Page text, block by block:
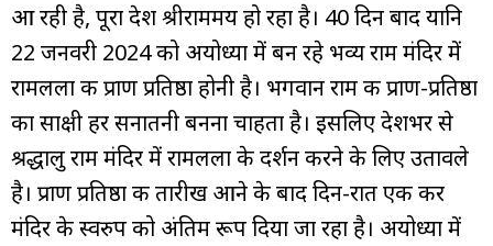
आ रही है, पूरा देश श्रीराममय हो रहा है। 40 दिन बाद यानि
22 जनवरी 2024 को अयोध्या में बन रहे भव्य राम मंदिर में
रामलला की प्राण प्रतिष्ठा होनी है। भगवान राम की प्राण-प्रतिष्ठा
का साक्षी हर सनातनी बनना चाहता है। इसलिए देशभर से
श्रद्धालु राम मंदिर में रामलला के दर्शन करने के लिए उतावले
है। प्राण प्रतिष्ठा की तारीख आने के बाद दिन-रात एक कर
मंदिर के स्वरुप को अंतिम रूप दिया जा रहा है। अयोध्या में